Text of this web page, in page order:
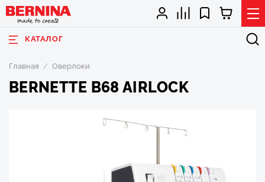
КАТАЛОГ
Главная Оверлоки
BERNETTE B68 AIRLOCK